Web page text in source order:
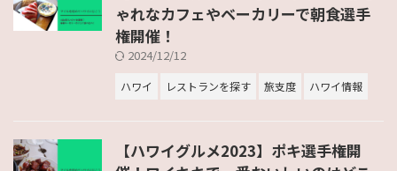
ゃれなカフェやベーカリーで朝食選手
権開催！
2024/12/12
ハワイ レストランを探す 旅支度 ハワイ情報
【ハワイグルメ2023】ポキ選手権開